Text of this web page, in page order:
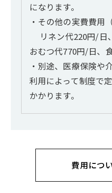
になります。
・その他の実費費用
リネン代220円/日
おむつ代770円/日、
・別途、医療保険や
利用によって制度で
かかります。
費用につ